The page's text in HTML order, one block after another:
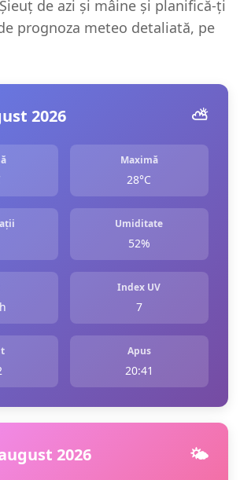
de azi și mâine și planifică-ți
prognoza meteo detaliată, pe
2026 ⛅️
Maximă
28°C
Umiditate
52%
Index UV
7
Apus
20:41
2026 🌤️